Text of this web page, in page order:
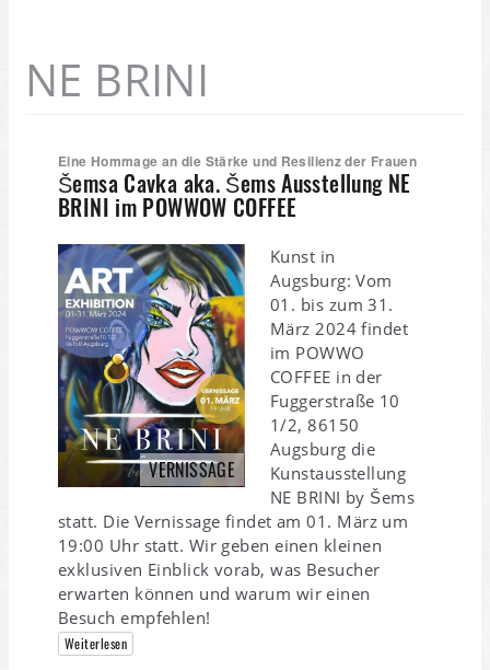
NE BRINI
Eine Hommage an die Stärke und Resilienz der Frauen
Šemsa Cavka aka. Šems Ausstellung NE
BRINI im POWWOW COFFEE
VERNISSAGE
Kunst in
Augsburg: Vom
01. bis zum 31.
März 2024 findet
im POWWO
COFFEE in der
Fuggerstraße 10
1/2, 86150
Augsburg die
Kunstausstellung
NE BRINI by Šems
statt. Die Vernissage findet am 01. März um
19:00 Uhr statt. Wir geben einen kleinen
exklusiven Einblick vorab, was Besucher
erwarten können und warum wir einen
Besuch empfehlen!
Weiterlesen